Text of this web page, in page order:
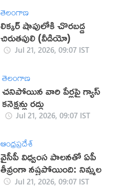
తెలంగాణ
లిక్కర్ షాపులోకి చొరబడ్డ
చిరుతపులి (వీడియో)
Jul 21, 2026, 09:07 IST
తెలంగాణ
చనిపోయిన వారి పేర్లపై గ్యాస్
కనెక్షన్లు రద్దు
Jul 21, 2026, 09:07 IST
ఆంధ్రప్రదేశ్
వైసీపీ విధ్వంస పాలనతో ఏపీ
తీవ్రంగా నష్టపోయింది: నిమ్మల
Jul 21, 2026, 09:07 IST